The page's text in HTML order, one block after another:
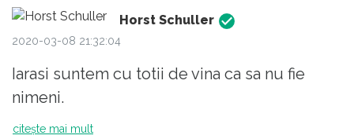
populatiei, ar trebui sa ne fie invatatura de
mine.
Horst Schuller
2020-03-08 21:32:04
Iarasi suntem cu totii de vina ca sa nu fie
nimeni.
citește mai mult